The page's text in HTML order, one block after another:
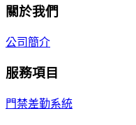
關於我們
公司簡介
服務項目
門禁差勤系統